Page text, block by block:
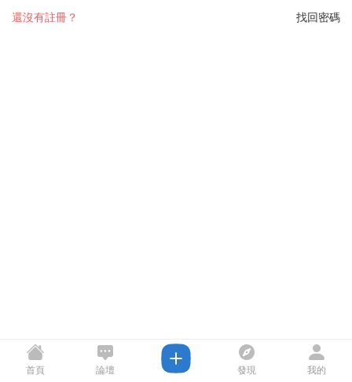
找回密碼
還沒有註冊？
首頁 論壇 發現 我的